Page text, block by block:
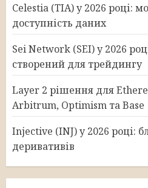
Celestia (TIA) у 2026 році:
доступність даних
Sei Network (SEI) у 2026
створений для трейдингу
Layer 2 рішення для
Arbitrum, Optimism та Base
Injective (INJ) у 2026 році:
деривативів